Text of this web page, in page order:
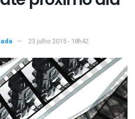
23 julho 2015 - 18h42